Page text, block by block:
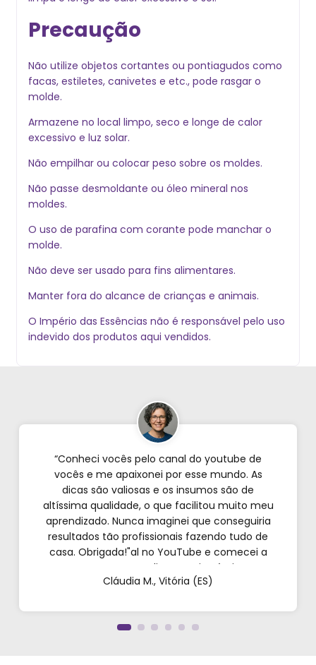
Precaução
Não utilize objetos cortantes ou pontiagudos como
facas, estiletes, canivetes e etc., pode rasgar o
molde.
Armazene no local limpo, seco e longe de calor
excessivo e luz solar.
Não empilhar ou colocar peso sobre os moldes.
Não passe desmoldante ou óleo mineral nos
moldes.
O uso de parafina com corante pode manchar o
molde.
Não deve ser usado para fins alimentares.
Manter fora do alcance de crianças e animais.
O Império das Essências não é responsável pelo uso
indevido dos produtos aqui vendidos.
“Conheci vocês pelo canal do youtube de
vocês e me apaixonei por esse mundo. As
dicas são valiosas e os insumos são de
altíssima qualidade, o que facilitou muito meu
aprendizado. Nunca imaginei que conseguiria
resultados tão profissionais fazendo tudo de
casa. Obrigada!"al no YouTube e comecei a
testar em casa. As dicas são incríveis e os
produtos são exatamente como mostram nos
perfumes!”
Cláudia M., Vitória (ES)